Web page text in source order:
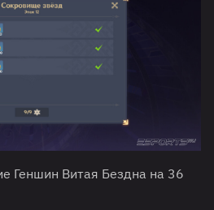
Геншин Витая Бездна на 36